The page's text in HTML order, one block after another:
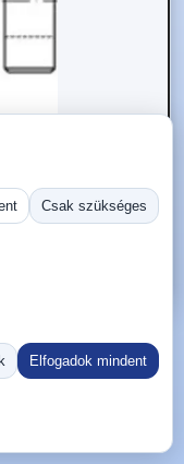
112404
Csak szükséges
Elfogadok mindent